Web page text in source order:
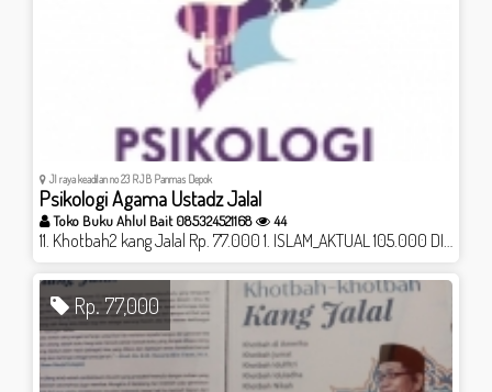
Jl raya keadilan no 23 RJB Panmas Depok
Psikologi Agama Ustadz Jalal
Toko Buku Ahlul Bait 085324521168 44
11. Khotbah2 kang Jalal Rp. 77.000 1. ISLAM_AKTUAL 105.000 DISKON JD 95RB 2. ISLAM_ALTERNATIF 98RB DISKON JD 89RB 3. Misteri wasiat nabi 55 jd 44 RB 4. Psikologi agama 89.000 5. Metode penelitian komunikasi 105 jd 95 6. Meraih kebahagiaan 55 7. Psikologi komunikasi 135 jd 125 8. Metode penelitian komunikasi 105 jd 95RB 9. Retorika modern 75rb 10. Sy Fatimah dan imam Ali 50.000 12. Doa dan kebahagian 79.000 13. Tasawuf for Beginner (Usmif) Rp. 45.000 Info 085324521168 tokobukuahlulbait.net
Rp. 77,000